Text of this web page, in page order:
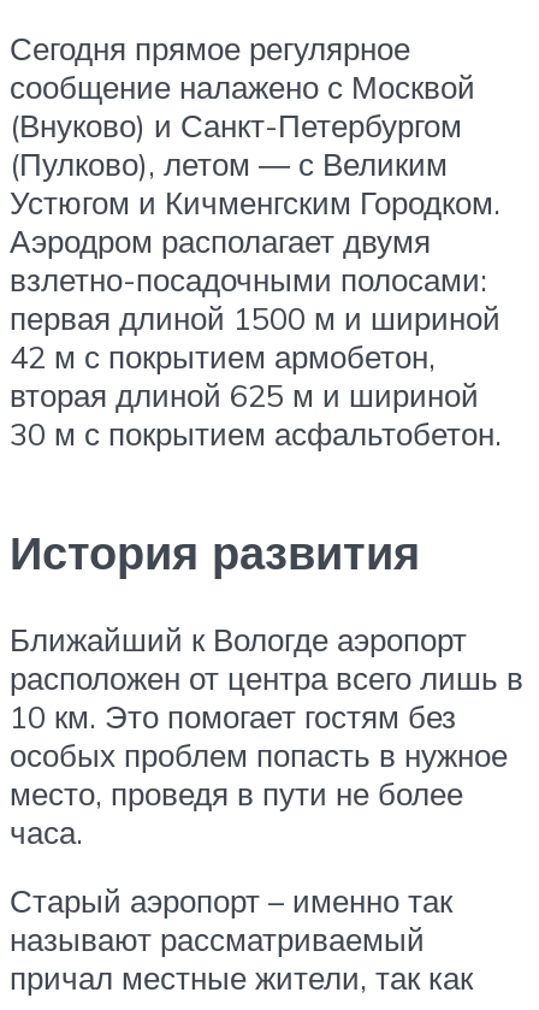
Сегодня прямое регулярное
сообщение налажено с Москвой
(Внуково) и Санкт-Петербургом
(Пулково), летом ― с Великим
Устюгом и Кичменгским Городком.
Аэродром располагает двумя
взлетно-посадочными полосами:
первая длиной 1500 м и шириной
42 м с покрытием армобетон,
вторая длиной 625 м и шириной
30 м с покрытием асфальтобетон.
История развития
Ближайший к Вологде аэропорт
расположен от центра всего лишь в
10 км. Это помогает гостям без
особых проблем попасть в нужное
место, проведя в пути не более
часа.
Старый аэропорт – именно так
называют рассматриваемый
причал местные жители, так как